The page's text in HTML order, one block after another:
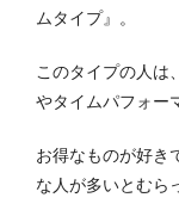
ムタイプ』。
このタイプの人は
やタイムパフォー
お得なものが好き
な人が多いとむら